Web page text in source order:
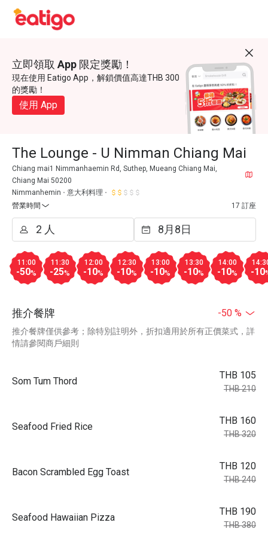
立即領取 App 限定獎勵！
現在使用 Eatigo App，解鎖價值高達THB 300
的獎勵！
使用 App
The Lounge - U Nimman Chiang Mai
Chiang mai1 Nimmanhaemin Rd, Suthep, Mueang Chiang Mai,
Chiang Mai 50200
Nimmanhemin
意大利料理
營業時間
17 訂座
11:00
-50%
11:30
-25%
12:00
-10%
12:30
-10%
13:00
-10%
13:30
-10%
14:00
-10% -10
推介餐牌 -50 %
推介餐牌僅供參考；除特別註明外，折扣適用於所有正價菜式，詳
情請參閱商戶細則
Som Tum Thord
THB 105
THB 210
Seafood Fried Rice
THB 160
THB 320
Bacon Scrambled Egg Toast
THB 120
THB 240
Seafood Hawaiian Pizza
THB 190
THB 380